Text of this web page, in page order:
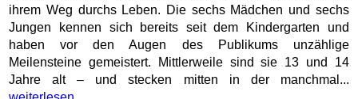
ihrem Weg durchs Leben. Die sechs Mädchen und sechs
Jungen kennen sich bereits seit dem Kindergarten und
haben vor den Augen des Publikums unzählige
Meilensteine gemeistert. Mittlerweile sind sie 13 und 14
Jahre alt – und stecken mitten in der manchmal...